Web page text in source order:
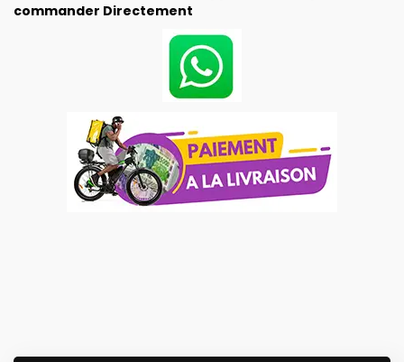
commander Directement